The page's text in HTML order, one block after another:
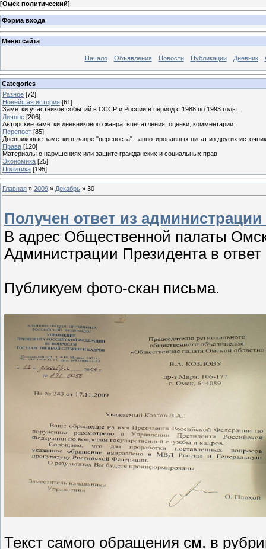
[Омск политический]
Форма входа
Меню сайта
Начало Объявления Новости Публикации Дневник
Categories
Разное [72]
Новейшая история [61]
Заметки участников событий в СССР и России в период с 1988 по 1993 годы.
Личное [206]
Авторские заметки дневникового жанра: впечатления, оценки, комментарии.
Перепост [85]
Дневниковые заметки в жанре "перепоста" - аннотированных цитат из других
Права [120]
Материалы о нарушениях или защите гражданских и социальных прав.
Экономика [25]
Политика [195]
Главная » 2009 » Декабрь » 30
Получен ответ из
В адрес Общественной палаты
Администрации Президента в
Публикуем фото-скан письма.
Текст самого обращения см. в